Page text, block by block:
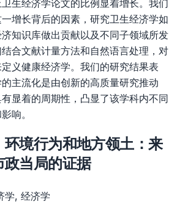
生经济学论文的比例显着增长。我们
增长背后的因素，研究卫生经济学如
知识库做出贡献以及不同子领域所发
合文献计量方法和自然语言处理，对
义健康经济学。我们的研究结果表
主流化是由创新的高质量研究推动
显着的周期性，凸显了该学科内不同
响。
环境行为和地方领土：来
政当局的证据
学, 经济学